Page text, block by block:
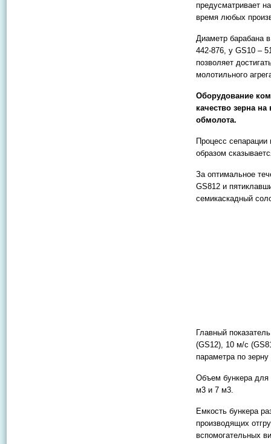
предусматривает
время любых
Диаметр барабана
442-876, у GS10 –
позволяет
молотильного
Оборудование
качество зерна
обмолота.
Процесс
образом
За оптимальное
GS812 и
семикаскадный
Главный
(GS12), 10 м/с
параметра по
Объем бункера для
м3 и 7 м3.
Емкость бункера
производящих
вспомогательных